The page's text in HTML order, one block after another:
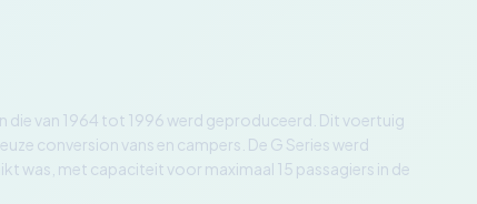
die van 1964 tot 1996 werd geproduceerd. Dit voertuig
conversion vans en campers. De G Series werd
was, met capaciteit voor maximaal 15 passagiers in de